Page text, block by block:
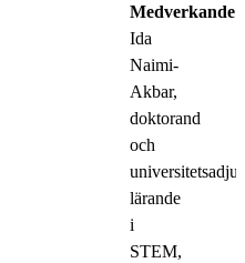
Medverkande:
Ida
Naimi-
Akbar,
doktorand
och
lärande
i
STEM,